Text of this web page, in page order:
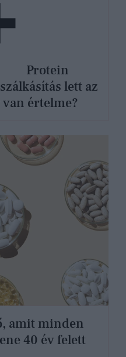
lett az
értelme?
amit minden
40 év felett